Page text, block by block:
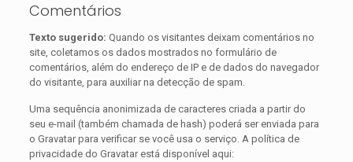
Comentários
Texto sugerido: Quando os visitantes deixam comentários no
site, coletamos os dados mostrados no formulário de
comentários, além do endereço de IP e de dados do navegador
do visitante, para auxiliar na detecção de spam.
Uma sequência anonimizada de caracteres criada a partir do
seu e-mail (também chamada de hash) poderá ser enviada para
o Gravatar para verificar se você usa o serviço. A política de
privacidade do Gravatar está disponível aqui: